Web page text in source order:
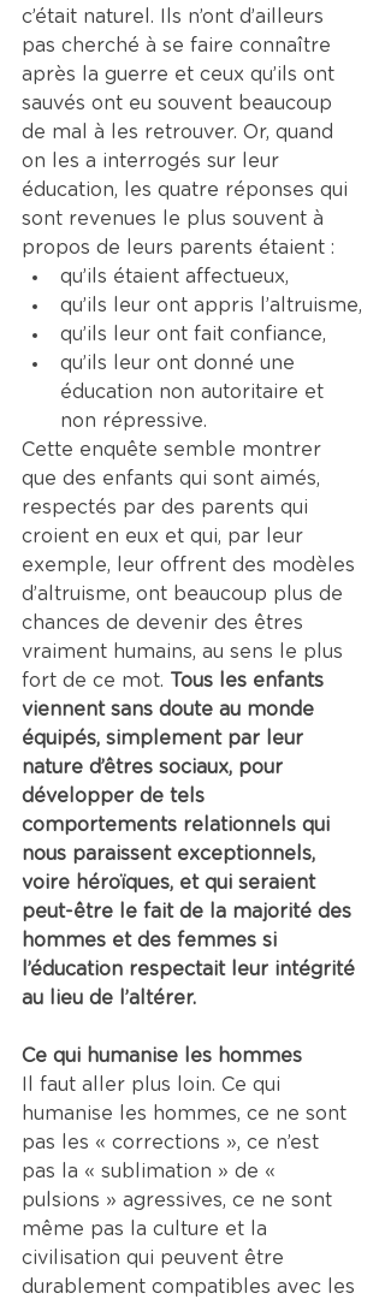
c’était naturel. Ils n’ont d’ailleurs
pas cherché à se faire connaître
après la guerre et ceux qu’ils ont
sauvés ont eu souvent beaucoup
de mal à les retrouver. Or, quand
on les a interrogés sur leur
éducation, les quatre réponses qui
sont revenues le plus souvent à
propos de leurs parents étaient :
qu’ils étaient affectueux,
qu’ils leur ont appris l’altruisme,
qu’ils leur ont fait confiance,
qu’ils leur ont donné une
éducation non autoritaire et
non répressive.
Cette enquête semble montrer
que des enfants qui sont aimés,
respectés par des parents qui
croient en eux et qui, par leur
exemple, leur offrent des modèles
d’altruisme, ont beaucoup plus de
chances de devenir des êtres
vraiment humains, au sens le plus
fort de ce mot. Tous les enfants
viennent sans doute au monde
équipés, simplement par leur
nature d’êtres sociaux, pour
développer de tels
comportements relationnels qui
nous paraissent exceptionnels,
voire héroïques, et qui seraient
peut-être le fait de la majorité des
hommes et des femmes si
l’éducation respectait leur intégrité
au lieu de l’altérer.
Ce qui humanise les hommes
Il faut aller plus loin. Ce qui
humanise les hommes, ce ne sont
pas les « corrections », ce n’est
pas la « sublimation » de «
pulsions » agressives, ce ne sont
même pas la culture et la
civilisation qui peuvent être
durablement compatibles avec les